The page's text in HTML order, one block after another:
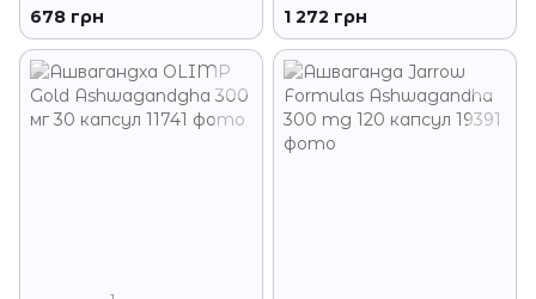
Pride Ashwagandha
Extract 500 mg 60 капсул
678 грн
Powder 100 вег капсул
1 272 грн